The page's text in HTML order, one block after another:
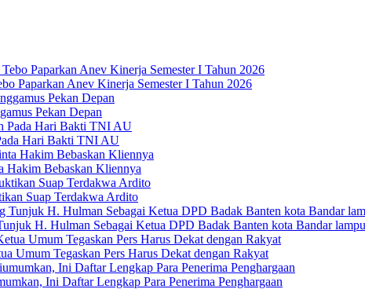
Paparkan Anev Kinerja Semester I Tahun 2026
Pekan Depan
Hari Bakti TNI AU
Hakim Bebaskan Kliennya
Suap Terdakwa Ardito
H. Hulman Sebagai Ketua DPD Badak Banten kota Bandar
Umum Tegaskan Pers Harus Dekat dengan Rakyat
Ini Daftar Lengkap Para Penerima Penghargaan